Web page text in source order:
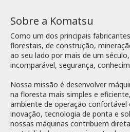
Sobre a Komatsu
Como um dos principais
florestais, de construção,
ao seu lado por mais de um
incomparável, segurança,
Nossa missão é desenvolver
na floresta mais simples e
ambiente de operação confortável
inovação, tecnologia de ponta e
nossas máquinas contribuem